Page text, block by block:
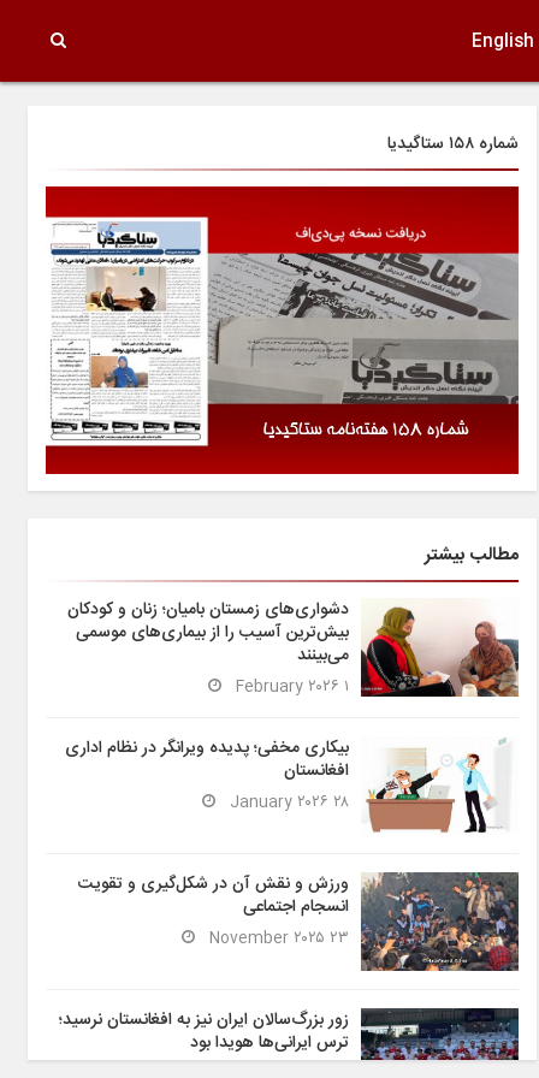
English
شماره ۱۵۸ ستاگیدیا
مطالب بیشتر
دشواری‌های زمستان بامیان؛ زنان و کودکان
بیش‌ترین آسیب را از بیماری‌های موسمی
می‌بینند
۱ February ۲۰۲۶
بیکاری مخفی؛ پدیده ویرانگر در نظام اداری
افغانستان
۲۸ January ۲۰۲۶
ورزش و نقش آن در شکل‌گیری و تقویت
انسجام اجتماعی
۲۳ November ۲۰۲۵
زور بزرگ‌سالان ایران نیز به افغانستان نرسید؛
ترس ایرانی‌ها هویدا بود